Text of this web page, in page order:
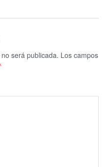
será publicada. Los campos